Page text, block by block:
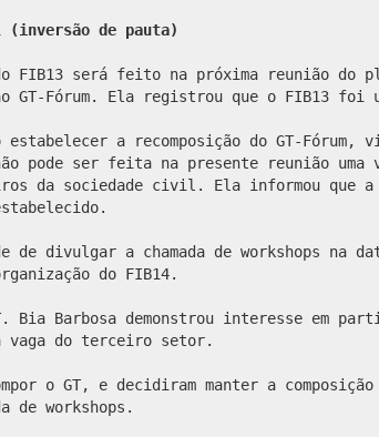
de pauta)
FIB13 será feito na próxima reunião do
GT-Fórum. Ela registrou que o FIB13 foi
estabelecer a recomposição do GT-
pode ser feita na presente reunião
da sociedade civil. Ela informou que a
de divulgar a chamada de workshops na
do FIB14.
Barbosa demonstrou interesse em
vaga do terceiro setor.
o GT, e decidiram manter a
de workshops.